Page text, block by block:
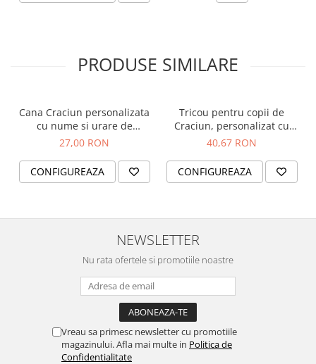
celebra dragostea și uniunea în această perioadă
Ornamentul masoara 8 cm diametru.
PRODUSE SIMILARE
Cana Craciun personalizata
cu nume si urare de
sarbatori, Craciun Fericit,
27,00 RON
CONFIGUREAZA
Tricou pentru copii de
Craciun, personalizat cu
nume si om de zapada
40,67 RON
CONFIGUREAZA
NEWSLETTER
Nu rata ofertele si promotiile noastre
Vreau sa primesc newsletter cu promotiile
magazinului. Afla mai multe in Politica de
Confidentialitate